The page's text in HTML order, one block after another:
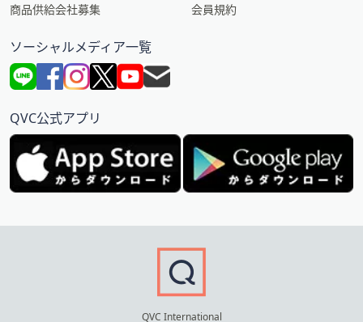
商品供給会社募集
会員規約
ソーシャルメディア一覧
QVC公式アプリ
QVC International